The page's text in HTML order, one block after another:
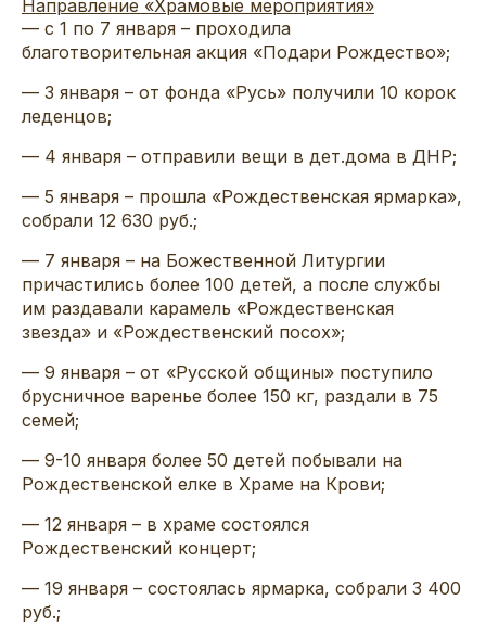
Направление «Храмовые мероприятия»
— с 1 по 7 января – проходила
благотворительная акция «Подари Рождество»;
— 3 января – от фонда «Русь» получили 10 корок
леденцов;
— 4 января – отправили вещи в дет.дома в ДНР;
— 5 января – прошла «Рождественская ярмарка»,
собрали 12 630 руб.;
— 7 января – на Божественной Литургии
причастились более 100 детей, а после службы
им раздавали карамель «Рождественская
звезда» и «Рождественский посох»;
— 9 января – от «Русской общины» поступило
брусничное варенье более 150 кг, раздали в 75
семей;
— 9-10 января более 50 детей побывали на
Рождественской елке в Храме на Крови;
— 12 января – в храме состоялся
Рождественский концерт;
— 19 января – состоялась ярмарка, собрали 3 400
руб.;